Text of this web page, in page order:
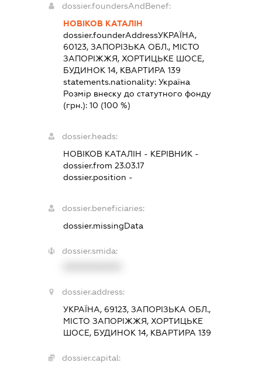
dossier.foundersAndBenef:
НОВІКОВ КАТАЛІН
dossier.founderAddressУКРАЇНА,
60123, ЗАПОРІЗЬКА ОБЛ., МІСТО
ЗАПОРІЖЖЯ, ХОРТИЦЬКЕ ШОСЕ,
БУДИНОК 14, КВАРТИРА 139
statements.nationality: Україна
Розмір внеску до статутного фонду
(грн.): 10 (100 %)
dossier.heads:
НОВІКОВ КАТАЛІН - КЕРІВНИК -
dossier.from 23.03.17
dossier.position -
dossier.beneficiaries:
dossier.missingData
dossier.smida:
dossier.address:
УКРАЇНА, 69123, ЗАПОРІЗЬКА ОБЛ.,
МІСТО ЗАПОРІЖЖЯ, ХОРТИЦЬКЕ
ШОСЕ, БУДИНОК 14, КВАРТИРА 139
dossier.capital: